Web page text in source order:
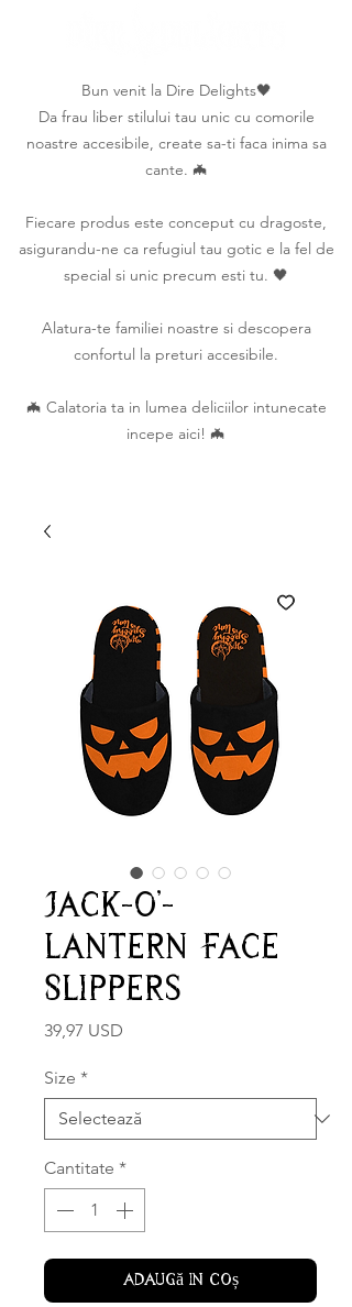
Bun venit la Dire Delights🖤
Da frau liber stilului tau unic cu comorile
noastre accesibile, create sa-ti faca inima sa
cante. 🦇
Fiecare produs este conceput cu dragoste,
asigurandu-ne ca refugiul tau gotic e la fel de
special si unic precum esti tu. 🖤
Alatura-te familiei noastre si descopera
confortul la preturi accesibile.
🦇 Calatoria ta in lumea deliciilor intunecate
incepe aici! 🦇
Jack-o'-
lantern Face
Slippers
39,97 USD
Size *
Cantitate *
Adaugă în coș